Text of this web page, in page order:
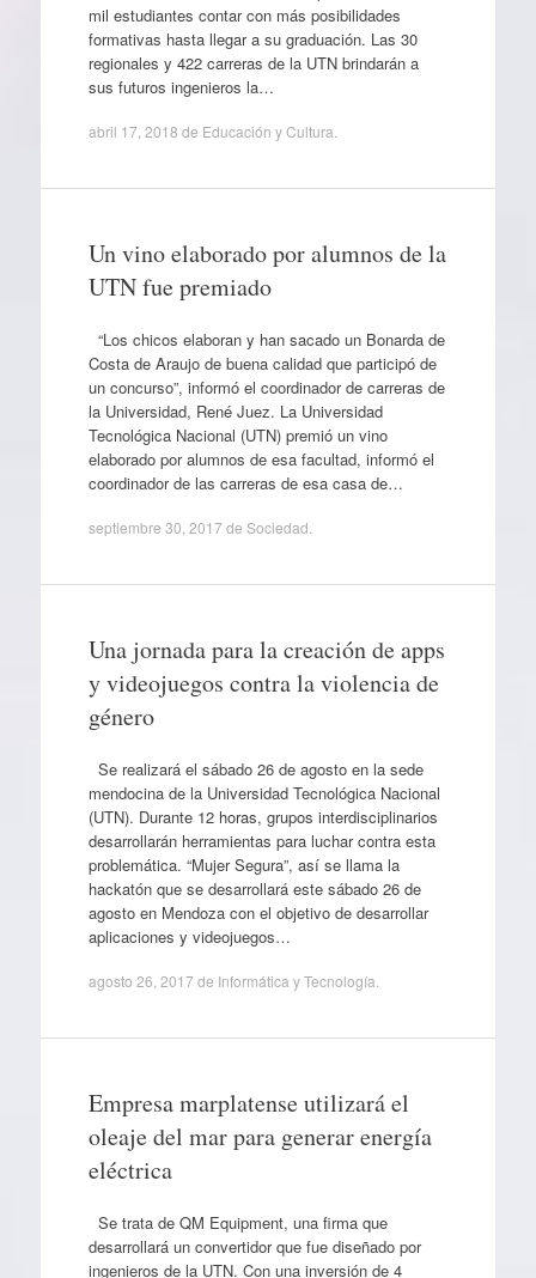
mil estudiantes contar con más posibilidades
formativas hasta llegar a su graduación. Las 30
regionales y 422 carreras de la UTN brindarán a
sus futuros ingenieros la…
abril 17, 2018 de Educación y Cultura
Un vino elaborado por alumnos de la
UTN fue premiado
“Los chicos elaboran y han sacado un Bonarda de
Costa de Araujo de buena calidad que participó de
un concurso”, informó el coordinador de carreras de
la Universidad, René Juez. La Universidad
Tecnológica Nacional (UTN) premió un vino
elaborado por alumnos de esa facultad, informó el
coordinador de las carreras de esa casa de…
septiembre 30, 2017 de Sociedad
Una jornada para la creación de apps
y videojuegos contra la violencia de
género
Se realizará el sábado 26 de agosto en la sede
mendocina de la Universidad Tecnológica Nacional
(UTN). Durante 12 horas, grupos interdisciplinarios
desarrollarán herramientas para luchar contra esta
problemática. “Mujer Segura”, así se llama la
hackatón que se desarrollará este sábado 26 de
agosto en Mendoza con el objetivo de desarrollar
aplicaciones y videojuegos…
agosto 26, 2017 de Informática y Tecnología
Empresa marplatense utilizará el
oleaje del mar para generar energía
eléctrica
Se trata de QM Equipment, una firma que
desarrollará un convertidor que fue diseñado por
ingenieros de la UTN. Con una inversión de 4